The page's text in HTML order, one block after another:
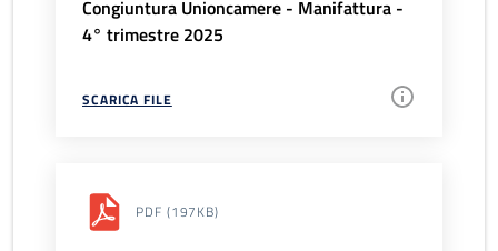
Congiuntura Unioncamere - Manifattura -
4° trimestre 2025
SCARICA FILE
PDF (197KB)